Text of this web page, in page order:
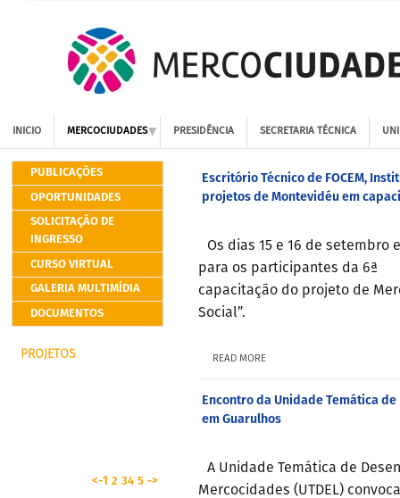
INICIO MERCOCIUDADES PRESIDÊNCIA SECRETARIA TÉCNICA
PUBLICAÇÕES
OPORTUNIDADES
SOLICITAÇÃO DE
INGRESSO
CURSO VIRTUAL
GALERIA MULTIMÍDIA
DOCUMENTOS
PROJETOS
<-1 2 34 5 ->
Escritório Técnico de FOCEM,
projetos de Montevidéu em
Os dias 15 e 16 de
para os participantes da 6ª
capacitação do projeto de
Social”.
READ MORE
Encontro da Unidade Temática
em Guarulhos
A Unidade Temática de
Mercocidades (UTDEL)